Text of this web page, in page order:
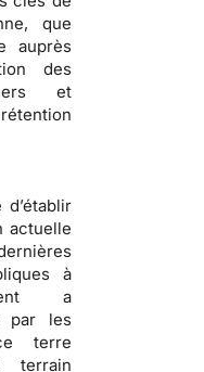
que
auprès
des
et
actuelle
à
a
par les
terre
terrain